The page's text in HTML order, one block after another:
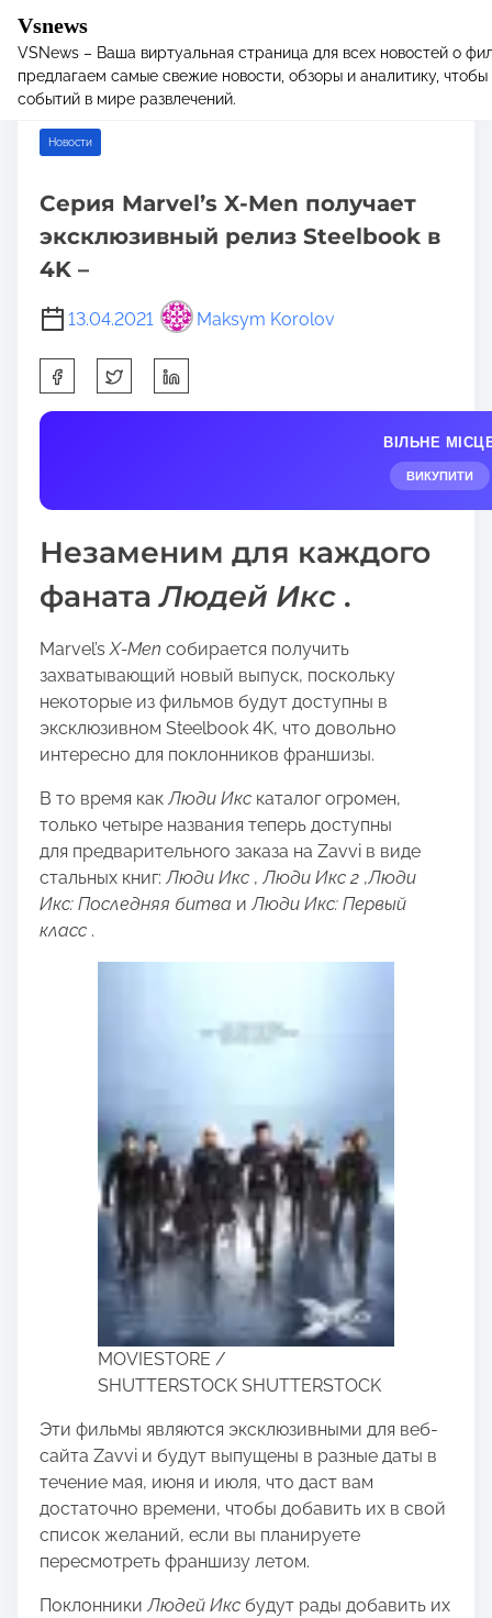
Vsnews
VSNews – Ваша виртуальная страница для всех новостей о
предлагаем самые свежие новости, обзоры и аналитику,
событий в мире развлечений.
Home/Новости / Серия Marvel’s X-Men получает эксклюзивный
релиз Steelbook в 4K –
Новости
Серия Marvel’s X-Men получает
эксклюзивный релиз Steelbook в
4K –
13.04.2021 Maksym Korolov
h
a
t
p
s
t
o
n
:
ВІЛЬНЕ
ВИКУПИТИ
Незаменим для каждого
фанатаЛюдей Икс .
Marvel’sX-Men собирается получить
захватывающий новый выпуск, поскольку
некоторые из фильмов будут доступны в
эксклюзивном Steelbook 4K, что довольно
интересно для поклонников франшизы.
В то время как Люди Икс каталог огромен,
только четыре названия теперь доступны
для предварительного заказа на Zavvi в виде
стальных книг: Люди Икс , Люди Икс 2 ,Люди
Икс: Последняя битва и Люди Икс: Первый
класс .
MOVIESTORE /
SHUTTERSTOCK SHUTTERSTOCK
Эти фильмы являются эксклюзивными для веб-
сайта Zavvi и будут выпущены в разные даты в
течение мая, июня и июля, что даст вам
достаточно времени, чтобы добавить их в свой
список желаний, если вы планируете
пересмотреть франшизу летом.
Поклонники Людей Икс будут рады добавить их